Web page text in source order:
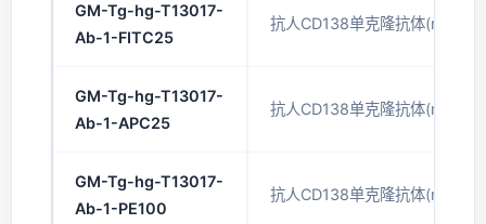
GM-Tg-hg-T13017-
Ab-1-FITC25
抗人CD138单克隆抗体
GM-Tg-hg-T13017-
Ab-1-APC25
抗人CD138单克隆抗体
GM-Tg-hg-T13017-
Ab-1-PE100
抗人CD138单克隆抗体